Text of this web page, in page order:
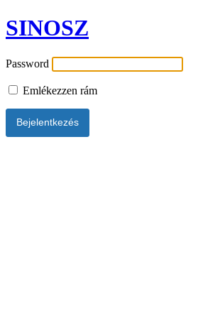
SINOSZ
Password
Emlékezzen rám